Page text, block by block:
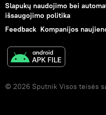
Slapukų naudojimo bei
išsaugojimo politika
Feedback Kompanijos
© 2026 Sputnik Visos teisės